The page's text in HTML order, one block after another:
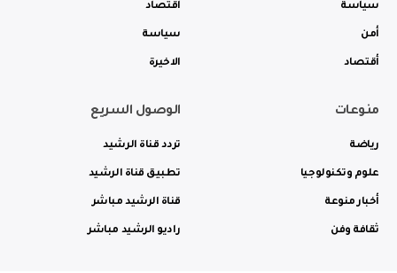
سياسة
أمن
أقتصاد
أقتصاد
سياسة
الاخيرة
منوعات
رياضة
علوم وتكنولوجيا
أخبار منوعة
ثقافة وفن
الوصول السريع
تردد قناة الرشيد
تطبيق قناة الرشيد
قناة الرشيد مباشر
راديو الرشيد مباشر